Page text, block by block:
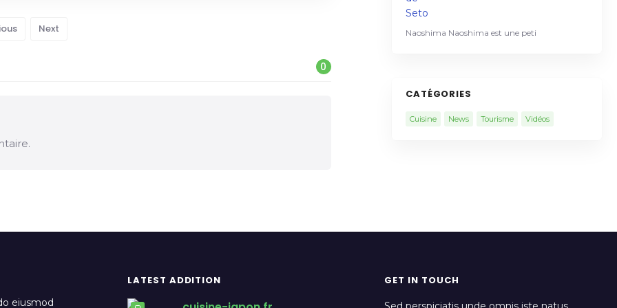
Next
0
Naoshima Naoshima est une peti
CATÉGORIES
Cuisine News Tourisme Vidéos
eiusmod
LATEST ADDITION GET IN TOUCH